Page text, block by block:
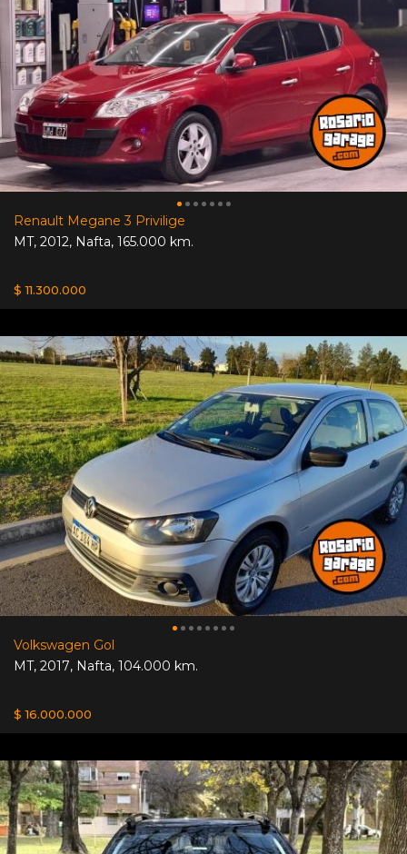
Renault Megane 3 Privilige
MT, 2012, Nafta, 165.000 km.
$ 11.300.000
Volkswagen Gol
MT, 2017, Nafta, 104.000 km.
$ 16.000.000